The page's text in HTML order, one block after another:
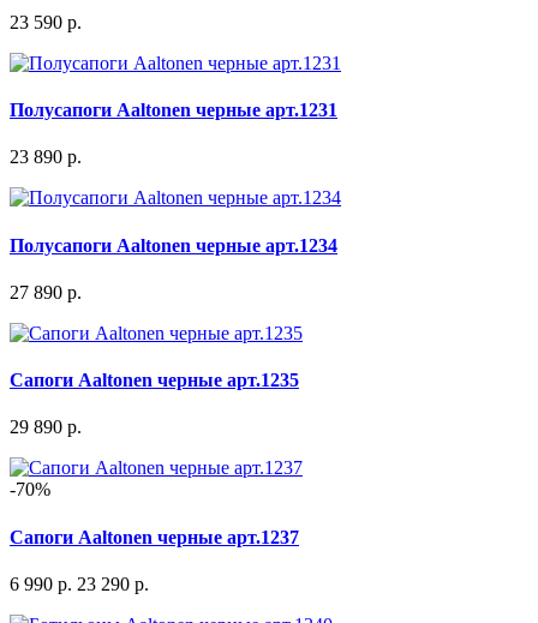
23 590 р.
Полусапоги Aaltonen черные арт.1231
23 890 р.
Полусапоги Aaltonen черные арт.1234
27 890 р.
Сапоги Aaltonen черные арт.1235
29 890 р.
-70%
Сапоги Aaltonen черные арт.1237
6 990 р. 23 290 р.